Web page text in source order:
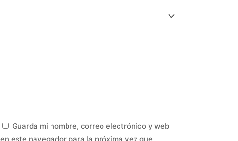
Guarda mi nombre, correo electrónico y web
en este navegador para la próxima vez que